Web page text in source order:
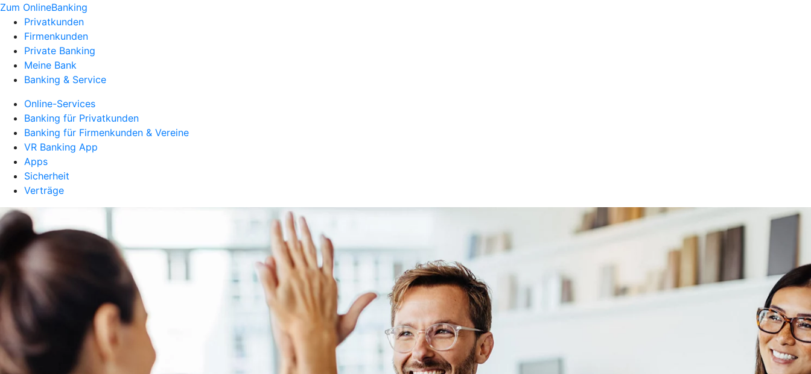
Zum OnlineBanking
Privatkunden
Firmenkunden
Private Banking
Meine Bank
Banking & Service
Online-Services
Banking für Privatkunden
Banking für Firmenkunden & Vereine
VR Banking App
Apps
Sicherheit
Verträge